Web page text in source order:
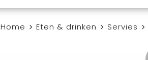
Home Eten & drinken Servies